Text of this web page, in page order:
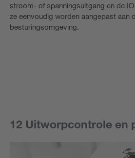
stroom- of spanningsuitgang en de
ze eenvoudig worden aangepast aan
besturingsomgeving.
12 Uitworpcontrole en